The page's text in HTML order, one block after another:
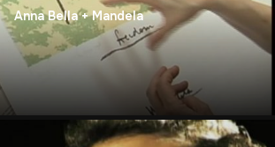
Anna Bella + Mandela